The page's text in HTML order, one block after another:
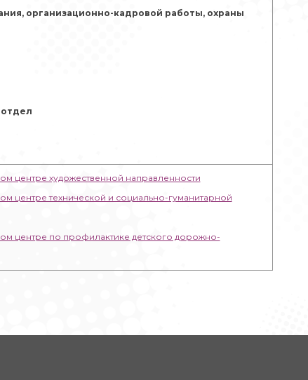
организационно-кадровой работы, охраны
центре художественной направленности
центре технической и социально-гуманитарной
центре по профилактике детского дорожно-